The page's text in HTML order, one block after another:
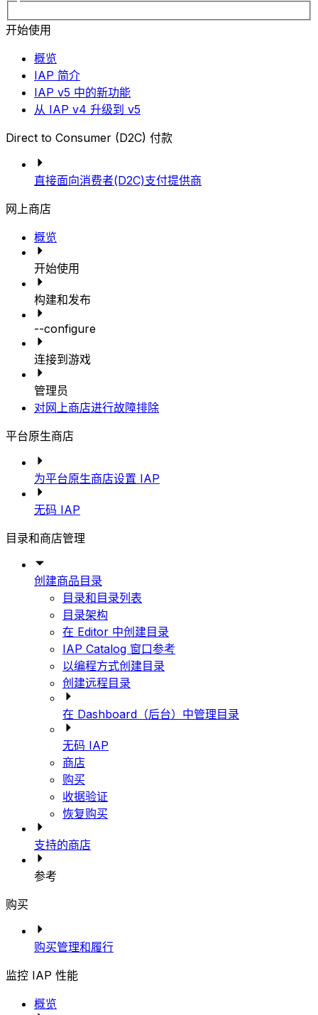
开始使用
概览
IAP 简介
IAP v5 中的新功能
从 IAP v4 升级到 v5
Direct to Consumer (D2C) 付款
直接面向消费者(D2C)支付提供商
网上商店
概览
开始使用
构建和发布
--configure
连接到游戏
管理员
对网上商店进行故障排除
平台原生商店
为平台原生商店设置 IAP
无码 IAP
目录和商店管理
创建商品目录
目录和目录列表
目录架构
在 Editor 中创建目录
IAP Catalog 窗口参考
以编程方式创建目录
创建远程目录
在 Dashboard（后台）中管理目录
无码 IAP
商店
购买
收据验证
恢复购买
支持的商店
参考
购买
购买管理和履行
监控 IAP 性能
概览